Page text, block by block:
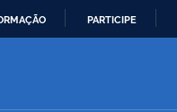
PARTICIPE